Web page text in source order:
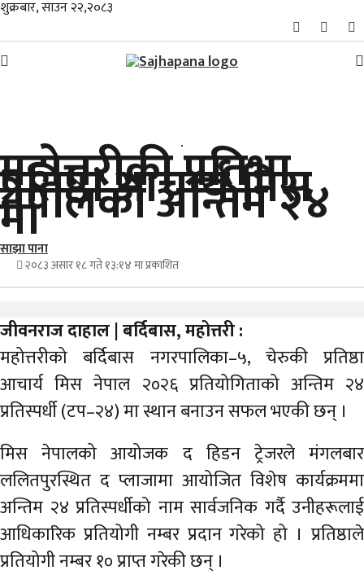
शुक्रबार, साउन २२,२०८३
विशेष
स्थानीय
राजनीति
जीवनशैली
साहित्य
अर्थ
अन्तरवार्ता
विचार/
बहस
महोत्तरीकी प्रतिभा
प्रतिष्ठा आचार्य मिस
नेपालको अन्तिम २४
मा
साझा पाना
२०८३ असार १८ गते १३:१४ मा प्रकाशित
जीवनराज दाहाल | बर्दिबास, महोत्तरी :
महोत्तरीको बर्दिबास नगरपालिका–५, चेरुकी प्रतिष्ठा
आचार्य मिस नेपाल २०२६ प्रतियोगिताको अन्तिम २४
प्रतिस्पर्धी (टप–२४) मा स्थान बनाउन सफल भएकी छन् ।
मिस नेपालको आयोजक द हिडन ट्रेजरले मंगलबार
ललितपुरस्थित द प्लाजामा आयोजित विशेष कार्यक्रममा
अन्तिम २४ प्रतिस्पर्धीको नाम सार्वजनिक गर्दै उनीहरूलाई
आधिकारिक प्रतियोगी नम्बर प्रदान गरेको हो । प्रतिष्ठाले
प्रतियोगी नम्बर १० प्राप्त गरेकी छन् ।